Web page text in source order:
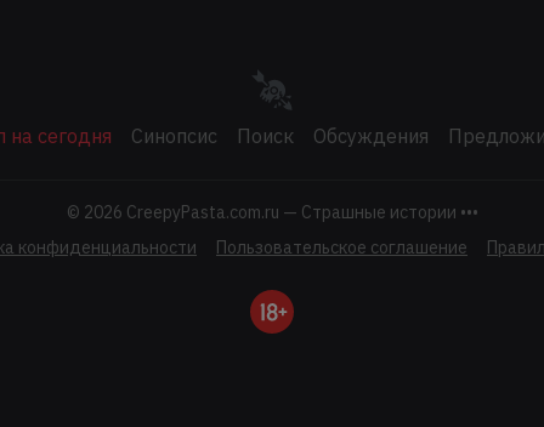
на сегодня Синопсис Поиск Обсуждения
© 2026 CreepyPasta.com.ru — Страшные истории •••
конфиденциальности
Пользовательское соглашение